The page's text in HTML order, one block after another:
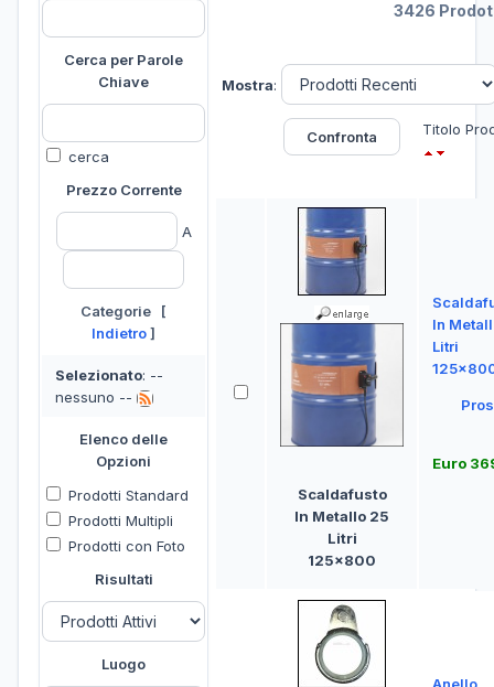
Cerca per Parole
Chiave
cerca
Prezzo Corrente
A
Categorie [
Indietro]
Selezionato: --
nessuno --
Elenco delle
Opzioni
Prodotti Standard
Prodotti Multipli
Prodotti con Foto
Risultati
Luogo
3426
Mostra:
Titolo
Scaldafusto
In Metallo 25
Litri
125x800
In
Litri
Euro